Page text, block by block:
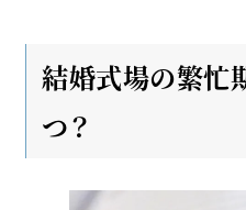
結婚式場の繁忙
つ？